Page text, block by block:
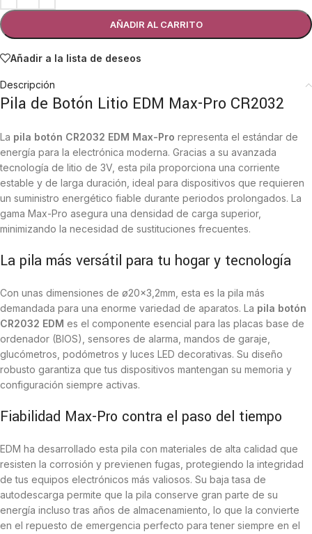
AÑADIR AL CARRITO
Añadir a la lista de deseos
Descripción
Pila de Botón Litio EDM Max-Pro CR2032
La pila botón CR2032 EDM Max-Pro representa el estándar de
energía para la electrónica moderna. Gracias a su avanzada
tecnología de litio de 3V, esta pila proporciona una corriente
estable y de larga duración, ideal para dispositivos que requieren
un suministro energético fiable durante periodos prolongados. La
gama Max-Pro asegura una densidad de carga superior,
minimizando la necesidad de sustituciones frecuentes.
La pila más versátil para tu hogar y tecnología
Con unas dimensiones de ø20×3,2mm, esta es la pila más
demandada para una enorme variedad de aparatos. La pila botón
CR2032 EDM es el componente esencial para las placas base de
ordenador (BIOS), sensores de alarma, mandos de garaje,
glucómetros, podómetros y luces LED decorativas. Su diseño
robusto garantiza que tus dispositivos mantengan su memoria y
configuración siempre activas.
Fiabilidad Max-Pro contra el paso del tiempo
EDM ha desarrollado esta pila con materiales de alta calidad que
resisten la corrosión y previenen fugas, protegiendo la integridad
de tus equipos electrónicos más valiosos. Su baja tasa de
autodescarga permite que la pila conserve gran parte de su
energía incluso tras años de almacenamiento, lo que la convierte
en el repuesto de emergencia perfecto para tener siempre en el